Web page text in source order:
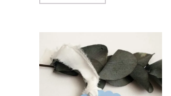
Add to
wishlist